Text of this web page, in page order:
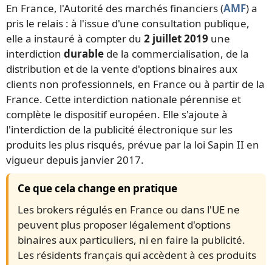
En France, l'Autorité des marchés financiers (AMF) a
pris le relais : à l'issue d'une consultation publique,
elle a instauré à compter du 2 juillet 2019 une
interdiction durable de la commercialisation, de la
distribution et de la vente d'options binaires aux
clients non professionnels, en France ou à partir de la
France. Cette interdiction nationale pérennise et
complète le dispositif européen. Elle s'ajoute à
l'interdiction de la publicité électronique sur les
produits les plus risqués, prévue par la loi Sapin II en
vigueur depuis janvier 2017.
Ce que cela change en pratique
Les brokers régulés en France ou dans l'UE ne
peuvent plus proposer légalement d'options
binaires aux particuliers, ni en faire la publicité.
Les résidents français qui accèdent à ces produits